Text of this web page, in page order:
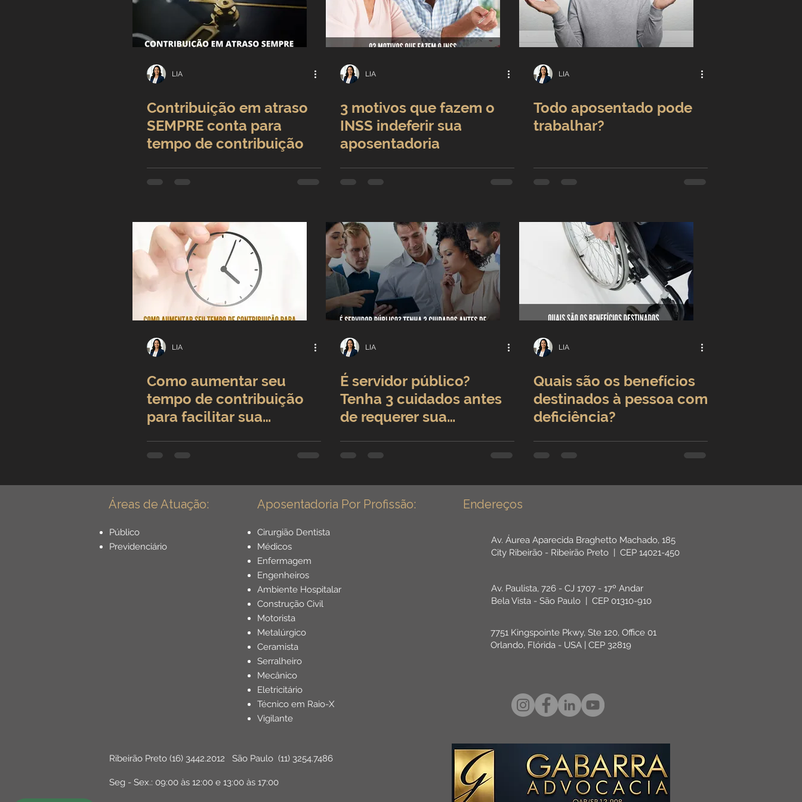
Para os idosos, a longevidade passou
LIA
Contribuição em atraso
SEMPRE conta para
tempo de contribuição
LIA
3 motivos que fazem o
INSS indeferir sua
aposentadoria
LIA
Todo aposentado pode
trabalhar?
LIA
Como aumentar seu
tempo de contribuição
para facilitar sua
LIA
É servidor público?
Tenha 3 cuidados antes
de requerer sua
LIA
Quais são os benefícios
destinados à pessoa com
deficiência?
Áreas de Atuação: Aposentadoria Por Profissão:
Público
Previdenciário
Cirurgião Dentista
Médicos
Enfermagem
Engenheiros
Ambiente Hospitalar
Construção Civil
Motorista
Metalúrgico
Ceramista
Serralheiro
Mecânico
Eletricitário
Técnico em Raio-X
Vigilante
Endereços
Av. Áurea Aparecida Braghetto Machado, 185
City Ribeirão - Ribeirão Preto | CEP 14021-450
Av. Paulista, 726 - CJ 1707 - 17º Andar
Bela Vista - São Paulo | CEP 01310-910
7751 Kingspointe Pkwy, Ste 120, Office 01
Orlando, Flórida - USA | CEP 32819
Ribeirão Preto (16) 3442.2012 São Paulo (11) 3254.7486
Seg - Sex.: 09:00 às 12:00 e 13:00 às 17:00